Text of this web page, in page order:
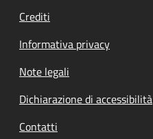
Crediti
Informativa privacy
Note legali
Dichiarazione di accessibilità
Contatti